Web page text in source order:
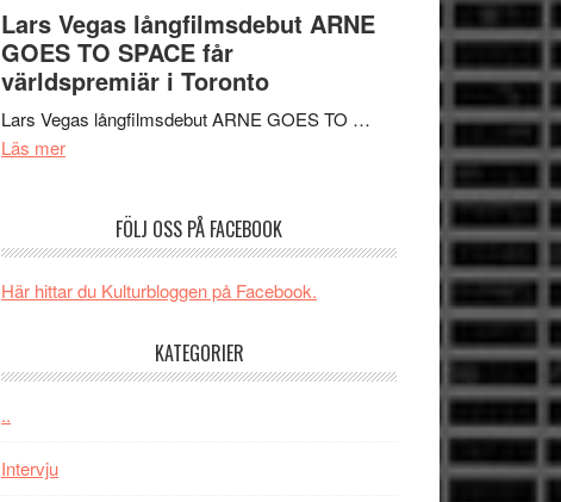
storform
Vem
kan
styra
Mauri?
Svärtan
människans
mörker
imponerande
skådespelare
Lars Vegas långfilmsdebut ARNE
GOES TO SPACE får
världspremiär i Toronto
Lars Vegas långfilmsdebut ARNE GOES TO …
Läs merom
långfilmsdebut
ARNE
GOES
får
FÖLJ OSS PÅ FACEBOOK
Här hittar du Kulturbloggen på Facebook.
KATEGORIER
..
Intervju